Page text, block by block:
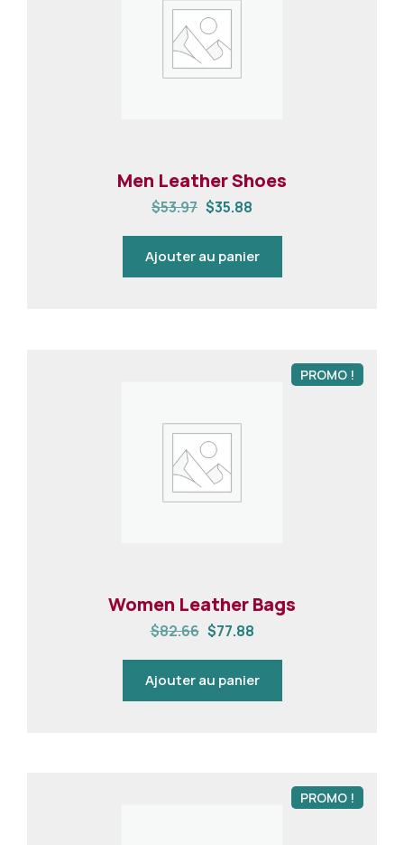
Men Leather Shoes
$53.97 $35.88
Ajouter au panier
PROMO !
Women Leather Bags
$82.66 $77.88
Ajouter au panier
PROMO !